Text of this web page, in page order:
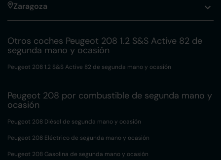
Zaragoza
Otros coches Peugeot 208 1.2 S&S Active 82 de
segunda mano y ocasión
Peugeot 208 1.2 S&S Active 82 de segunda mano y ocasión
Peugeot 208 por combustible de segunda mano y
ocasión
Peugeot 208 Diésel de segunda mano y ocasión
Peugeot 208 Eléctrico de segunda mano y ocasión
Peugeot 208 Gasolina de segunda mano y ocasión